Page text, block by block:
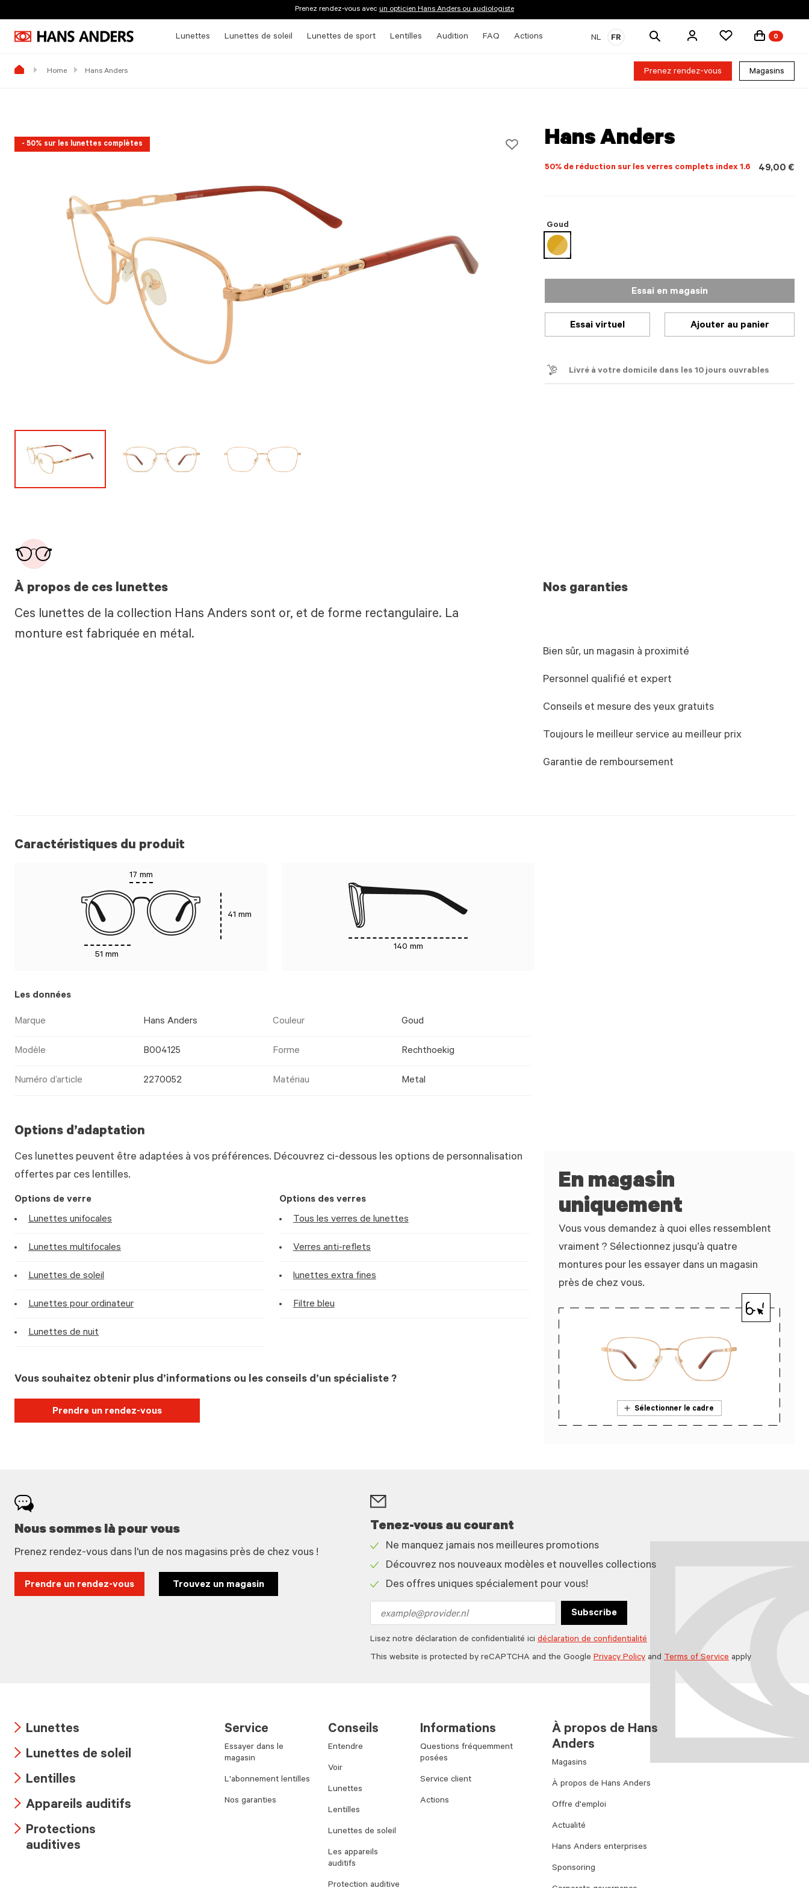
Prenez rendez-vous avec un opticien Hans Anders ou audiologiste
Lunettes Lunettes de soleil Lunettes de sport Lentilles Audition FAQ Actions NL FR
Rechercher
0
Home Hans Anders Prenez rendez-vous Magasins
- 50% sur les lunettes complètes Hans Anders
50% de réduction sur les verres complets index 1.6 49,00 €
Goud
sélectionné
Essai en magasin
Essai virtuel Ajouter au panier
Livré à votre domicile dans les 10 jours ouvrables
À propos de ces lunettes
Ces lunettes de la collection Hans Anders sont or, et de forme rectangulaire. La
monture est fabriquée en métal.
Nos garanties
Bien sûr, un magasin à proximité
Personnel qualifié et expert
Conseils et mesure des yeux gratuits
Toujours le meilleur service au meilleur prix
Garantie de remboursement
Caractéristiques du produit
17 mm
51 mm
41 mm
140 mm
Les données
Marque Hans Anders Couleur Goud
Modèle B004125 Forme Rechthoekig
Numéro d’article 2270052 Matériau Metal
Options d’adaptation
Ces lunettes peuvent être adaptées à vos préférences. Découvrez ci-dessous les options de personnalisation
offertes par ces lentilles.
Options de verre
Lunettes unifocales
Lunettes multifocales
Lunettes de soleil
Lunettes pour ordinateur
Lunettes de nuit
Options des verres
Tous les verres de lunettes
Verres anti-reflets
lunettes extra fines
Filtre bleu
Vous souhaitez obtenir plus d’informations ou les conseils d’un spécialiste ?
Prendre un rendez-vous
En magasin
uniquement
Vous vous demandez à quoi elles ressemblent
vraiment ? Sélectionnez jusqu’à quatre
montures pour les essayer dans un magasin
près de chez vous.
Sélectionner le cadre
Nous sommes là pour vous
Prenez rendez-vous dans l'un de nos magasins près de chez vous !
Prendre un rendez-vous Trouvez un magasin
Tenez-vous au courant
icon
Ne manquez jamais nos meilleures promotions
icon
Découvrez nos nouveaux modèles et nouvelles collections
Des offres uniques spécialement pour vous!
address
Subscribe
Lisez notre déclaration de confidentialité ici déclaration de confidentialité
This website is protected by reCAPTCHA and the Google Privacy Policy and Terms of Service apply
icon
Lunettes
icon
Lunettes de soleil
icon
Lentilles
icon
Appareils auditifs
Arrow
Protections
auditives
Service
Essayer dans le
magasin
L'abonnement lentilles
Nos garanties
Conseils
Entendre
Voir
Lunettes
Lentilles
Lunettes de soleil
Les appareils
auditifs
Protection auditive
Informations
Questions fréquemment
posées
Service client
Actions
À propos de Hans
Anders
Magasins
À propos de Hans Anders
Offre d'emploi
Actualité
Hans Anders enterprises
Sponsoring